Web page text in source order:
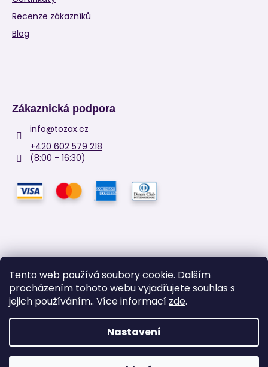
Tento web používá soubory cookie. Dalším
procházením tohoto webu vyjadřujete souhlas s
jejich používáním.. Více informací zde.
Nastavení
Recenze zákazníků
Blog
Zákaznická podpora
info@tozax.cz
+420 602 579 218
(8:00 - 16:30)
Facebook
Copyright 2026TOZAX. Všechna práva vyhrazena.Upravit